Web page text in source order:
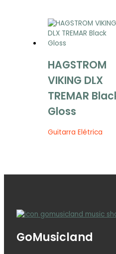
HAGSTROM
VIKING DLX
TREMAR
Gloss
Guitarra Elétrica
GoMusicland